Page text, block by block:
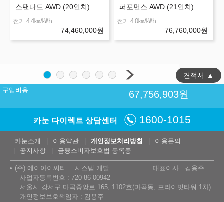
스탠다드 AWD (20인치)
전기 4.4㎞/㎾h
74,460,000원
퍼포먼스 AWD (21인치)
전기 4.0㎞/㎾h
76,760,000원
구입비용 67,756,903원
견적서 ▲
카눈 다이렉트 상담센터 1600-1015
카눈소개 이용약관 개인정보처리방침
이용문의
공지사항
금융소비자보호법 등록증
(주) 에이아이씨티 시스템 개발
대표이사 : 김용주
사업자등록번호 : 720-86-00942
서울시 강서구 마곡중앙로 165, 1102호(마곡동, 프라이빗타워 1차)
개인정보보호책임자 : 김용주